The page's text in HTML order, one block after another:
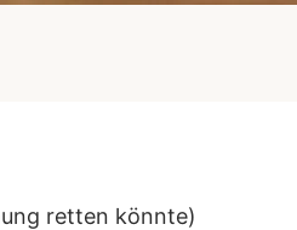
retten könnte)